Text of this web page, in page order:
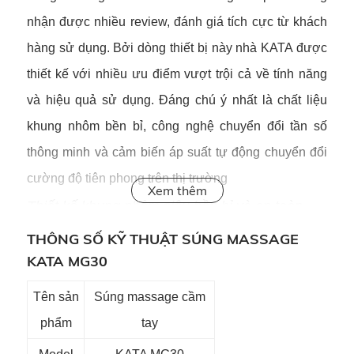
nhận được nhiều review, đánh giá tích cực từ khách
hàng sử dụng. Bởi dòng thiết bị này nhà KATA được
thiết kế với nhiều ưu điểm vượt trội cả về tính năng
và hiệu quả sử dụng. Đáng chú ý nhất là chất liệu
khung nhôm bền bỉ, công nghệ chuyển đổi tần số
thông minh và cảm biến áp suất tự động chuyển đổi
cường độ tiên phong trên thị trường
Thiết kế khung nhôm siêu bền bỉ và an toàn
Phần vỏ của súng massage KATA MG30 được tạo
nên từ hợp kim nhôm - chất liệu tương tự như trên
THÔNG SỐ KỸ THUẬT SÚNG MASSAGE
KATA MG30
Tên sản
phẩm
Súng massage cầm
tay